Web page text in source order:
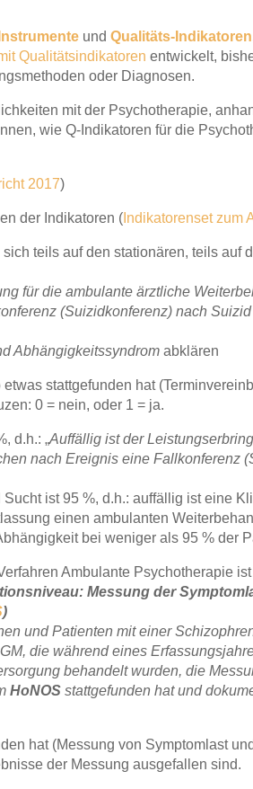
und Qualitäts-Indikatoren
Qualitätsindikatoren entwickelt,
oder Diagnosen.
mit der Psychotherapie,
wie Q-Indikatoren für die
2017)
der Indikatoren (Indikatorenset zum
teils auf den stationären, teils auf
für die ambulante ärztliche
(Suizidkonferenz) nach
Abhängigkeitssyndromabklären
stattgefunden hat
0 = nein, oder 1 = ja.
d.h.: „Auffällig ist der
nach Ereignis eine Fallkonferenz
ist 95 %, d.h.: auffällig ist eine
einen ambulanten
bei weniger als 95 % der
Ambulante Psychotherapie
Messung der
)
und Patienten mit einer
die während eines
behandelt wurden, die
HoNOSstattgefunden hat und
hat (Messung von Symptomlast
der Messung ausgefallen sind.